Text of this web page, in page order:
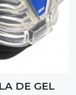
DE GEL